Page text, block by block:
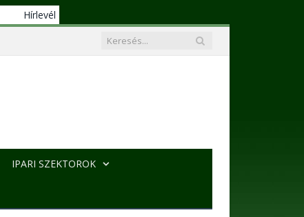
Hírlevél
IPARI SZEKTOROK